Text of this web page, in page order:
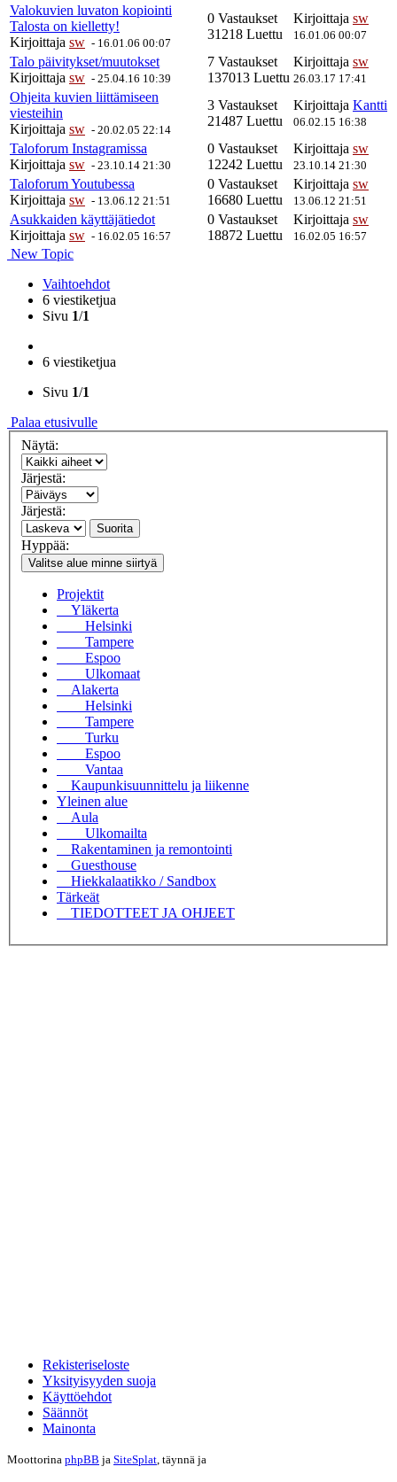
Valokuvien luvaton kopiointi
Talosta on kielletty!
Kirjoittaja sw - 16.01.06 00:07
0 Vastaukset
31218 Luettu
Kirjoittaja sw
16.01.06 00:07
Talo päivitykset/muutokset
Kirjoittaja sw - 25.04.16 10:39
7 Vastaukset
137013 Luettu
Kirjoittaja sw
26.03.17 17:41
Ohjeita kuvien liittämiseen
viesteihin
Kirjoittaja sw - 20.02.05 22:14
3 Vastaukset
21487 Luettu
Kirjoittaja Kantti
06.02.15 16:38
Taloforum Instagramissa
Kirjoittaja sw - 23.10.14 21:30
0 Vastaukset
12242 Luettu
Kirjoittaja sw
23.10.14 21:30
Taloforum Youtubessa
Kirjoittaja sw - 13.06.12 21:51
0 Vastaukset
16680 Luettu
Kirjoittaja sw
13.06.12 21:51
Asukkaiden käyttäjätiedot
Kirjoittaja sw - 16.02.05 16:57
0 Vastaukset
18872 Luettu
Kirjoittaja sw
16.02.05 16:57
New Topic
Vaihtoehdot
6 viestiketjua
Sivu 1/1
6 viestiketjua
Sivu 1/1
Palaa etusivulle
Näytä:
Järjestä:
Järjestä:
Suorita
Hyppää:
Valitse alue minne siirtyä
Projektit
Yläkerta
Helsinki
Tampere
Espoo
Ulkomaat
Alakerta
Helsinki
Tampere
Turku
Espoo
Vantaa
Kaupunkisuunnittelu ja liikenne
Yleinen alue
Aula
Ulkomailta
Rakentaminen ja remontointi
Guesthouse
Hiekkalaatikko / Sandbox
Tärkeät
TIEDOTTEET JA OHJEET
Rekisteriseloste
Yksityisyyden suoja
Käyttöehdot
Säännöt
Mainonta
Moottorina phpBB ja SiteSplat , täynnä ja